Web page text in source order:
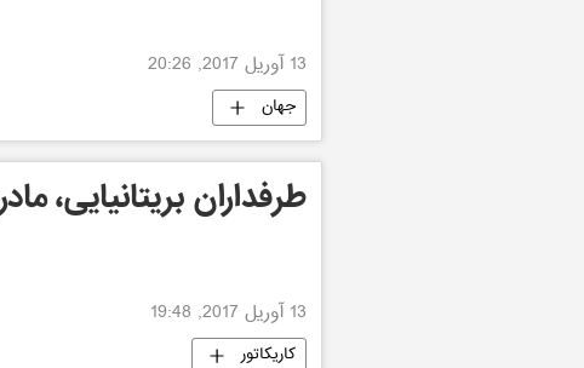
13 آوریل 2017, 20:26
جهان
طرفداران بریتانیایی،
13 آوریل 2017, 19:48
کاریکاتور